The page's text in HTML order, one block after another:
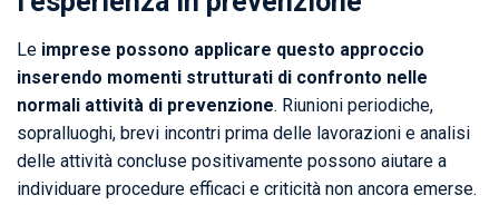
Le imprese possono applicare questo approccio
inserendo momenti strutturati di confronto nelle
normali attività di prevenzione. Riunioni periodiche,
sopralluoghi, brevi incontri prima delle lavorazioni e analisi
delle attività concluse positivamente possono aiutare a
individuare procedure efficaci e criticità non ancora emerse.